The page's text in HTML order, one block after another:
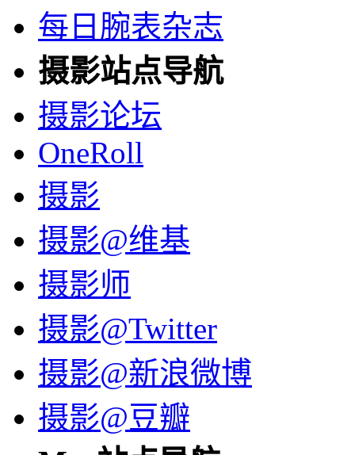
每日腕表杂志
摄影站点导航
摄影论坛
OneRoll
摄影
摄影@维基
摄影师
摄影@Twitter
摄影@新浪微博
摄影@豆瓣